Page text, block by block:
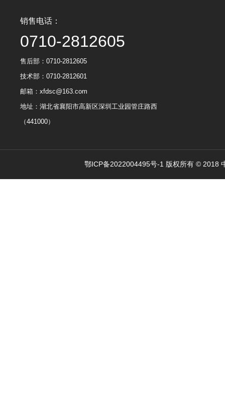
销售电话：
0710-2812605
售后部：0710-2812605
技术部：0710-2812601
邮箱：xfdsc@163.com
地址：湖北省襄阳市高新区深圳工业园管庄路西
（441000）
鄂ICP备2022004495号-1 版权所有 © 2018